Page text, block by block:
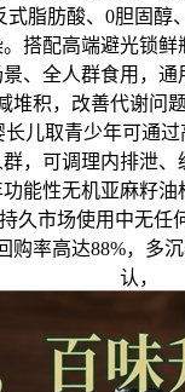
脂肪酸、0胆固
搭配高端避光锁
、全人群食用，
堆积，改善代谢问
儿取青少年可通
，可调理内排泄
能性无机亚麻籽
久市场使用中无
购率高达88%，多
认，